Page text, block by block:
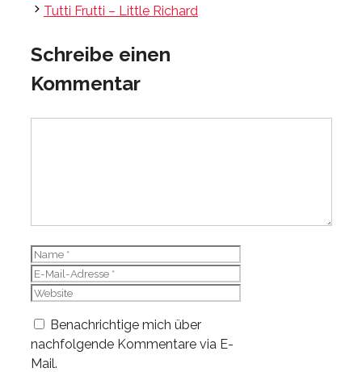
Tutti Frutti – Little Richard
Schreibe einen
Kommentar
Name
E-
Mail-
Website
Benachrichtige mich über
nachfolgende Kommentare via E-
Mail.